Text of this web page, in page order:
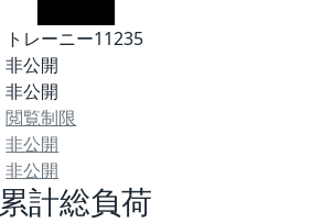
トレーニー11235
非公開
非公開
閲覧制限
非公開
非公開
累計総負荷